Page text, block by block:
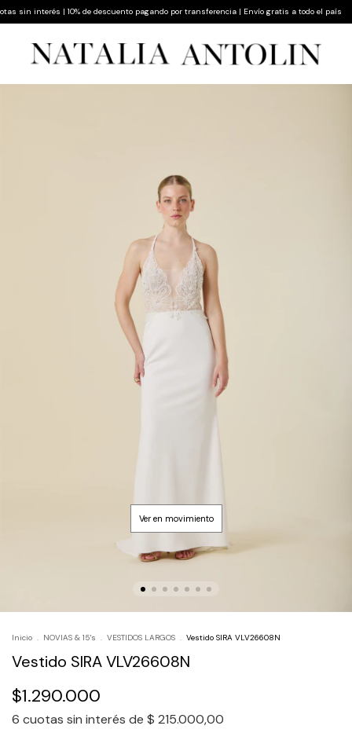
sin interés | 10% de descuento pagando por transferencia | Envío gratis a todo el país
Inicio . NOVIAS & 15's . VESTIDOS LARGOS . Vestido SIRA VLV26608N
Vestido SIRA VLV26608N
$1.290.000
6 cuotas sin interés de $ 215.000,00